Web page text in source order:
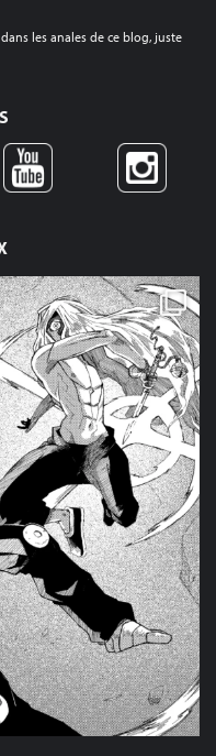
les anales de ce blog, juste